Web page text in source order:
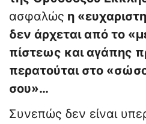
ασφαλώς η
δεν άρχεται από το
πίστεως και αγάπης
περατούται στο
σου»…
Συνεπώς δεν είναι